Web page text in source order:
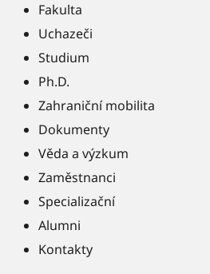
Fakulta
Uchazeči
Studium
Ph.D.
Zahraniční mobilita
Dokumenty
Věda a výzkum
Zaměstnanci
Specializační
Alumni
Kontakty